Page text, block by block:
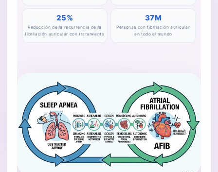
25%
Reducción de la recurrencia de la
fibrilación auricular con tratamiento
37M
Personas con fibrilación auricular
en todo el mundo